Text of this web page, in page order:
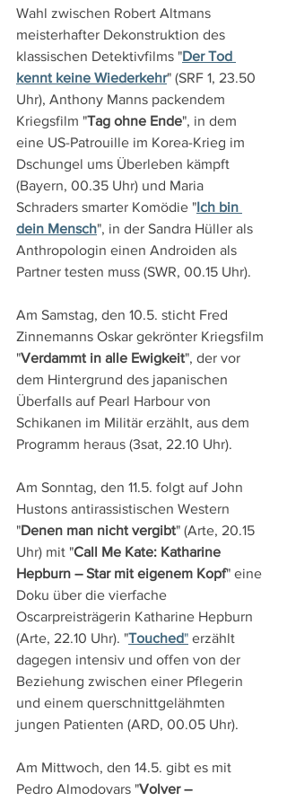
Wahl zwischen Robert Altmans
meisterhafter Dekonstruktion des
klassischen Detektivfilms "Der Tod
kennt keine Wiederkehr" (SRF 1, 23.50
Uhr), Anthony Manns packendem
Kriegsfilm "Tag ohne Ende", in dem
eine US-Patrouille im Korea-Krieg im
Dschungel ums Überleben kämpft
(Bayern, 00.35 Uhr) und Maria
Schraders smarter Komödie "Ich bin
dein Mensch", in der Sandra Hüller als
Anthropologin einen Androiden als
Partner testen muss (SWR, 00.15 Uhr).
Am Samstag, den 10.5. sticht Fred
Zinnemanns Oskar gekrönter Kriegsfilm
"Verdammt in alle Ewigkeit", der vor
dem Hintergrund des japanischen
Überfalls auf Pearl Harbour von
Schikanen im Militär erzählt, aus dem
Programm heraus (3sat, 22.10 Uhr).
Am Sonntag, den 11.5. folgt auf John
Hustons antirassistischen Western
"Denen man nicht vergibt" (Arte, 20.15
Uhr) mit "Call Me Kate: Katharine
Hepburn – Star mit eigenem Kopf" eine
Doku über die vierfache
Oscarpreisträgerin Katharine Hepburn
(Arte, 22.10 Uhr). "Touched" erzählt
dagegen intensiv und offen von der
Beziehung zwischen einer Pflegerin
und einem querschnittgelähmten
jungen Patienten (ARD, 00.05 Uhr).
Am Mittwoch, den 14.5. gibt es mit
Pedro Almodovars "Volver –